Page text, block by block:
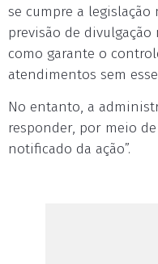
se cumpre a
previsão de
como garante o
atendimentos sem
No entanto, a
responder, por meio
notificado da ação”.